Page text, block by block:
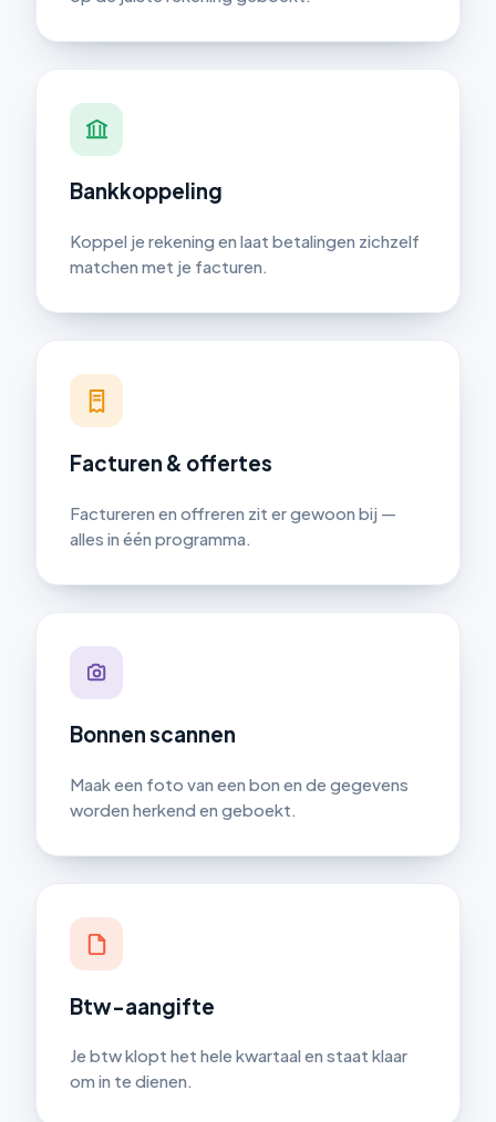
Bankkoppeling
Koppel je rekening en laat betalingen zichzelf
matchen met je facturen.
Facturen & offertes
Factureren en offreren zit er gewoon bij —
alles in één programma.
Bonnen scannen
Maak een foto van een bon en de gegevens
worden herkend en geboekt.
Btw-aangifte
Je btw klopt het hele kwartaal en staat klaar
om in te dienen.